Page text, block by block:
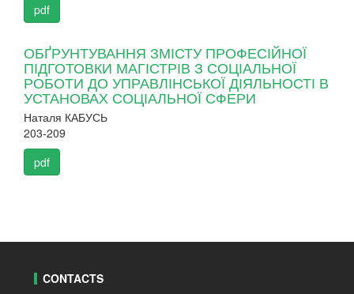
pdf
ОБҐРУНТУВАННЯ ЗМІСТУ ПРОФЕСІЙНОЇ
ПІДГОТОВКИ МАГІСТРІВ З СОЦІАЛЬНОЇ
РОБОТИ ДО УПРАВЛІНСЬКОЇ ДІЯЛЬНОСТІ В
УСТАНОВАХ СОЦІАЛЬНОЇ СФЕРИ
Наталя КАБУСЬ
203-209
pdf
CONTACTS